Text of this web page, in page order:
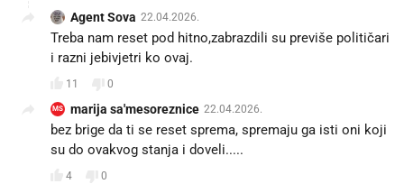
Agent Sova 22.04.2026.
Treba nam reset pod hitno,zabrazdili su previše političari
i razni jebivjetri ko ovaj.
11 0
MS marija sa'mesoreznice 22.04.2026.
bez brige da ti se reset sprema, spremaju ga isti oni koji
su do ovakvog stanja i doveli.....
4 0